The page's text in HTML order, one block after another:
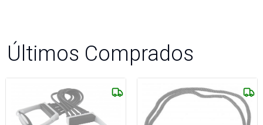
Últimos Comprados